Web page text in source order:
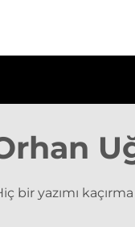
bir yazımı